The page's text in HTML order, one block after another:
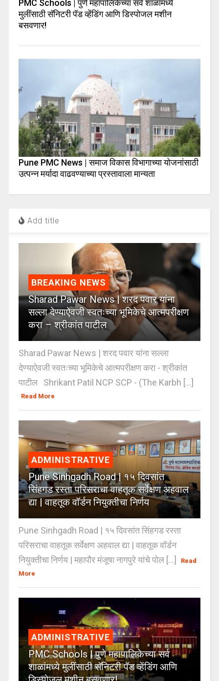
PMC Schools | पुणे महापालिकेच्या सर्व शाळांमध्ये
मुलींसाठी सॅनिटरी पॅड व्हेंडिंग आणि डिस्पोजल मशीन
बसवणार!
Pune PMC News | समाज विकास विभागाच्या योजनांसाठी
उत्पन्न मर्यादा वाढवण्याच्या प्रस्तावाला मान्यता
Add title
BREAKING NEWS
Sharad Pawar News | शरद पवार यांना
सल्ला देण्याऐवजी स्वतःच्या भूमिकेचे आत्मपरीक्षण
करा – श्रीकांत पाटील
Sharad Pawar News | शरद पवार यांना सल्ला
देण्याऐवजी स्वतःच्या भूमिकेचे आत्मपरीक्षण करा - श्रीकांत
पाटील Shrikant Patil NCP SCP - (The Karbh [...]
Read More
ADMINISTRATIVE
Pune Sinhgadh Road | १५ दिवसांत
सिंहगड रस्ता परिसराचा वाहतूक सर्वेक्षण अहवाल
द्या | वाहतूक वॉर्डन नियुक्तीचा निर्णय
Pune Sinhgadh Road | १५ दिवसांत सिंहगड रस्ता
परिसराचा वाहतूक सर्वेक्षण अहवाल द्या | वाहतूक वॉर्डन
नियुक्तीचा निर्णय | महापौर मंजूषा नागपुरे यांचे पोल [...]
Read
More
ADMINISTRATIVE
PMC Schools | पुणे महापालिकेच्या सर्व
शाळांमध्ये मुलींसाठी सॅनिटरी पॅड व्हेंडिंग आणि